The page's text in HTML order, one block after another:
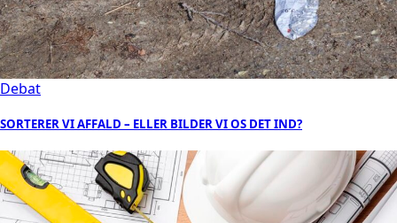
Debat
SORTERER VI AFFALD – ELLER BILDER VI OS DET IND?